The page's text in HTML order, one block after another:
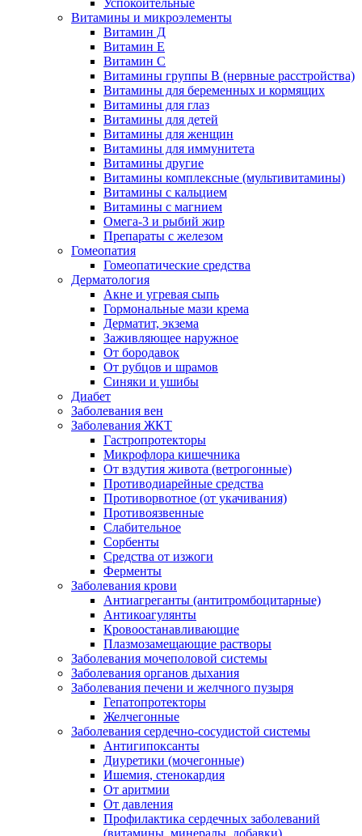
Успокоительные
Витамины и микроэлементы
Витамин Д
Витамин Е
Витамин С
Витамины группы В (нервные расстройства)
Витамины для беременных и кормящих
Витамины для глаз
Витамины для детей
Витамины для женщин
Витамины для иммунитета
Витамины другие
Витамины комплексные (мультивитамины)
Витамины с кальцием
Витамины с магнием
Омега-3 и рыбий жир
Препараты с железом
Гомеопатия
Гомеопатические средства
Дерматология
Акне и угревая сыпь
Гормональные мази крема
Дерматит, экзема
Заживляющее наружное
От бородавок
От рубцов и шрамов
Синяки и ушибы
Диабет
Заболевания вен
Заболевания ЖКТ
Гастропротекторы
Микрофлора кишечника
От вздутия живота (ветрогонные)
Противодиарейные средства
Противорвотное (от укачивания)
Противоязвенные
Слабительное
Сорбенты
Средства от изжоги
Ферменты
Заболевания крови
Антиагреганты (антитромбоцитарные)
Антикоагулянты
Кровоостанавливающие
Плазмозамещающие растворы
Заболевания мочеполовой системы
Заболевания органов дыхания
Заболевания печени и желчного пузыря
Гепатопротекторы
Желчегонные
Заболевания сердечно-сосудистой системы
Антигипоксанты
Диуретики (мочегонные)
Ишемия, стенокардия
От аритмии
От давления
Профилактика сердечных заболеваний
(витамины, минералы, добавки)